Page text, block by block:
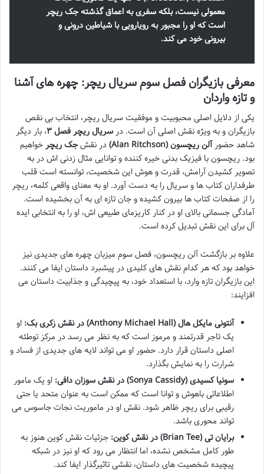
معمولی نیست، بلکه سفری به اعماق گذشته جک ریچر
است که او را مجبور به رویارویی با شیاطین درونی و
بیرونی خود می کند.
معرفی بازیگران فصل سوم سریال ریچر: چهره های آشنا
و تازه واردان
یکی از دلایل اصلی محبوبیت و موفقیت سریال ریچر، انتخاب بی نقص
بازیگران و به ویژه نقش اصلی آن است. درسریال ریچر فصل ۳
، بار دیگر
شاهد حضورآلن ریچسون (Alan Ritchson) در نقشجک ریچرخواهیم
بود. ریچسون با فیزیک بدنی خیره کننده و توانایی مثال زدنی اش در به
تصویر کشیدن آرامش، قدرت و هوش این شخصیت، توانسته است قلب
طرفداران کتاب ها و سریال را به دست آورد. او به معنای واقعی کلمه، ریچر
را از صفحات کتاب ها بیرون کشیده و جان تازه ای به آن بخشیده است.
آمادگی جسمانی بالای او در کنار کاریزمای طبیعی اش، او را به انتخابی ایده
آل برای این نقش تبدیل کرده است.
علاوه بر بازگشت آلن ریچسون، فصل سوم میزبان چهره های جدیدی نیز
خواهد بود که هر کدام نقش های کلیدی در پیشبرد داستان ایفا می کنند.
این بازیگران تازه وارد، با استعداد خود، به پیچیدگی و جذابیت داستان می
افزایند:
آنتونی مایکل هال (Anthony Michael Hall) در نقش زکری بک:
او
یک تاجر قدرتمند و مرموز است که به نظر می رسد در مرکز توطئه
اصلی داستان قرار دارد. حضور او می تواند لایه های جدیدی از فساد و
شرارت را به نمایش بگذارد.
سونیا کسیدی (Sonya Cassidy) در نقش سوزان دافی:
او یک مامور
اطلاعاتی باهوش و توانا است که ممکن است به عنوان متحد یا حتی
رقیبی برای ریچر ظاهر شود. نقش او در ماموریت نجات جاسوس می
تواند محوری باشد.
برایان تی (Brian Tee) در نقش کوین:
جزئیات نقش کوین هنوز به
طور کامل مشخص نشده، اما انتظار می رود که او نیز در شبکه
پیچیده شخصیت های داستان، نقشی تاثیرگذار ایفا کند.